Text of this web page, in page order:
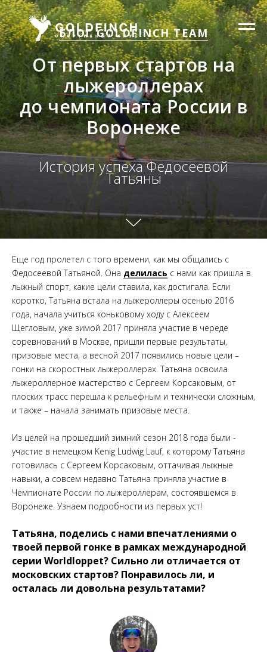
БЛОГ GOLDFINCH TEAM
От первых стартов на
лыжероллерах
до чемпионата России в
Воронеже
История успеха Федосеевой
Татьяны
Еще год пролетел с того времени, как мы общались с
Федосеевой Татьяной. Она делилась с нами как пришла в
лыжный спорт, какие цели ставила, как достигала. Если
коротко, Татьяна встала на лыжероллеры осенью 2016
года, начала учиться коньковому ходу с Алексеем
Щегловым, уже зимой 2017 приняла участие в череде
соревнований в Москве, пришли первые результаты,
призовые места, а весной 2017 появились новые цели –
гонки на скоростных лыжероллерах. Татьяна освоила
лыжероллерное мастерство с Сергеем Корсаковым, от
плоских трасс перешла к рельефным и технически сложным,
и также – начала занимать призовые места.
Из целей на прошедший зимний сезон 2018 года были -
участие в немецком Kenig Ludwig Lauf, к которому Татьяна
готовилась с Сергеем Корсаковым, оттачивая лыжные
навыки, а совсем недавно Татьяна приняла участие в
Чемпионате России по лыжероллерам, состоявшемся в
Воронеже. Узнаем подробности из первых уст!
Татьяна, поделись с нами впечатлениями о
твоей первой гонке в рамках международной
серии Worldloppet? Сильно ли отличается от
московских стартов? Понравилось ли, и
осталась ли довольна результатами?